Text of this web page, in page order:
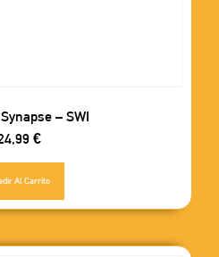
– SWI
€
Al Carrito